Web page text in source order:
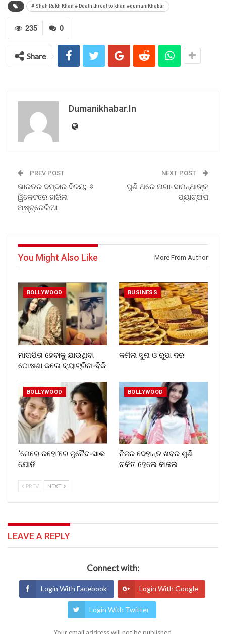
# Shah Rukh Khan # Death threat to khan #dumaniKhabar
0
235
Share
Dumanikhabar.in
PREV POST
ଭାରତର ଦମ୍ଦାର ବିଜୟ; ୬
ୱିକେଟରେ ହାରିଲା
ଅଷ୍ଟ୍ରେଲିଆ
NEXT POST
ପୁଣି ଥରେ ନାଗା-ସାମନ୍ଥାଙ୍କ
ପ୍ୟାଚ୍ଅପ
You Might Also Like More From Author
BOLLYWOOD
ମାତାପିତା ହେବାକୁ ଯାଉଥିବା
ଘୋଷଣା କଲେ କ୍ୟାଟ୍ରିନା-ବିକି
BUSINESS
କମିଲା ସୁନା ଓ ରୁପା ଦର
BOLLYWOOD
‘ମେରେ ରହୋ’ରେ ଜୁନୈଦ-ସାଈ
ଯୋଡି
BOLLYWOOD
ନିଜର ଦେହାନ୍ତ ଖବର ଶୁଣି
ଚକିତ ହେଲେ କାଜଲ
PREV NEXT
LEAVE A REPLY
Connect with:
Login With Facebook Login With Google
Login With Twitter